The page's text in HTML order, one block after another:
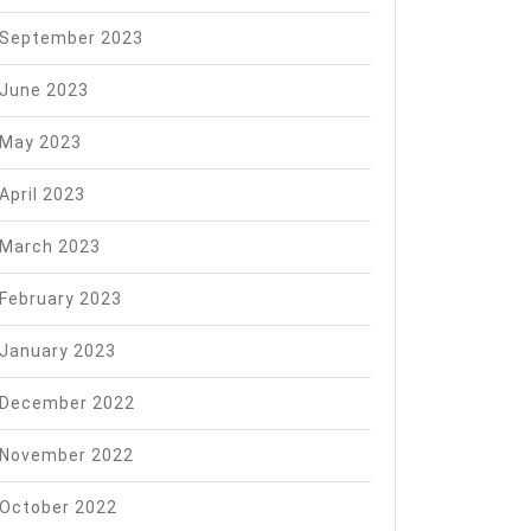
September 2023
June 2023
May 2023
April 2023
March 2023
February 2023
January 2023
December 2022
November 2022
October 2022